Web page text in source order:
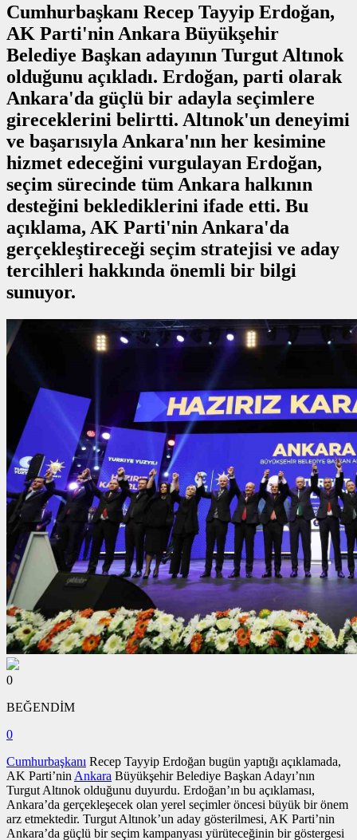
Cumhurbaşkanı Recep Tayyip Erdoğan,
AK Parti'nin Ankara Büyükşehir
Belediye Başkan adayının Turgut Altınok
olduğunu açıkladı. Erdoğan, parti olarak
Ankara'da güçlü bir adayla seçimlere
gireceklerini belirtti. Altınok'un deneyimi
ve başarısıyla Ankara'nın her kesimine
hizmet edeceğini vurgulayan Erdoğan,
seçim sürecinde tüm Ankara halkının
desteğini beklediklerini ifade etti. Bu
açıklama, AK Parti'nin Ankara'da
gerçekleştireceği seçim stratejisi ve aday
tercihleri hakkında önemli bir bilgi
sunuyor.
0
BEĞENDİM
0
Cumhurbaşkanı Recep Tayyip Erdoğan bugün yaptığı açıklamada,
AK Parti’nin Ankara Büyükşehir Belediye Başkan Adayı’nın
Turgut Altınok olduğunu duyurdu. Erdoğan’ın bu açıklaması,
Ankara’da gerçekleşecek olan yerel seçimler öncesi büyük bir önem
arz etmektedir. Turgut Altınok’un aday gösterilmesi, AK Parti’nin
Ankara’da güçlü bir seçim kampanyası yürüteceğinin bir göstergesi